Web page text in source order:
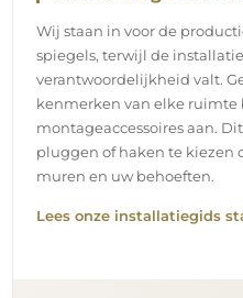
Reiniging en
Om een optimale glans te
microvezeldoek en warm
producten, zorg er dan voor
die azijn, ammoniak of